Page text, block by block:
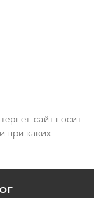
сайт носит
при каких